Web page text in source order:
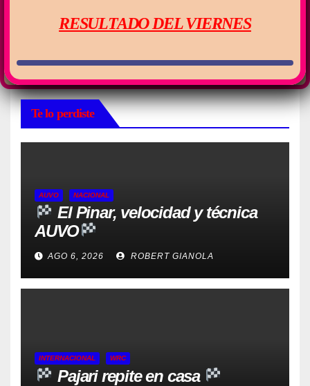
RESULTADO DEL VIERNES
Te lo perdiste
AUVO NACIONAL
El Pinar, velocidad y técnica
AUVO
AGO 6, 2026 ROBERT GIANOLA
INTERNACIONAL WRC
Pajari repite en casa